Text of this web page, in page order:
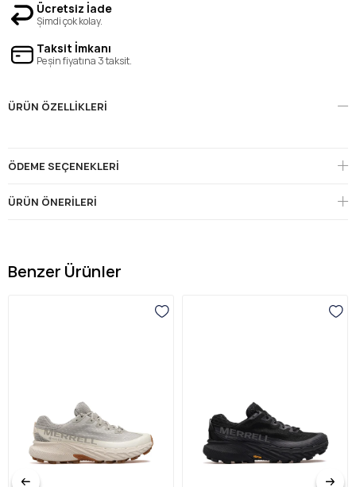
Ücretsiz İade
Şimdi çok kolay.
Taksit İmkanı
Peşin fiyatına 3 taksit.
ÜRÜN ÖZELLIKLERI
ÖDEME SEÇENEKLERI
ÜRÜN ÖNERILERI
Benzer Ürünler